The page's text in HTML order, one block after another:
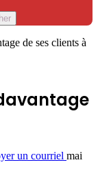
de ses clients à
un courriel mai